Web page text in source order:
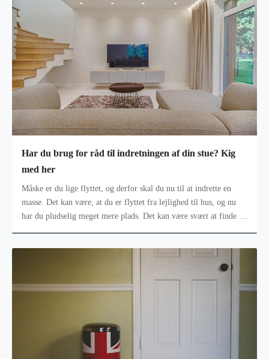
Har du brug for råd til indretningen af din stue? Kig
med her
Måske er du lige flyttet, og derfor skal du nu til at indrette en
masse. Det kan være, at du er flyttet fra lejlighed til hus, og nu
har du pludselig meget mere plads. Det kan være svært at finde ud